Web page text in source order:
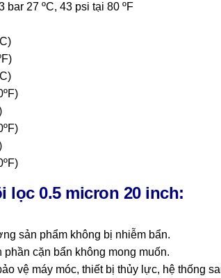
bar 27 ºC, 43 psi tại 80 ºF
lọc 0.5 micron 20 inch:
sản phẩm không bị nhiễm bẩn.
phần cặn bẩn không mong muốn.
vệ máy móc, thiết bị thủy lực, hệ thống